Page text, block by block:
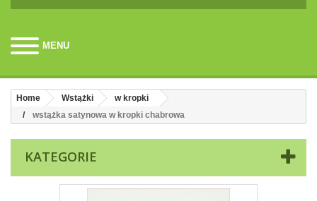
MENU
Home Wstążki
w kropki
wstążka satynowa w kropki chabrowa
KATEGORIE